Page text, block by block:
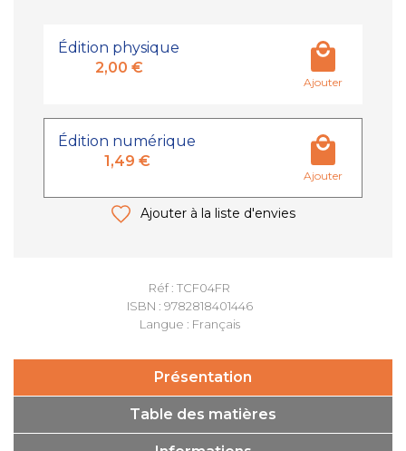
Réf : TCF04FR
ISBN : 9782818401446
Langue : Français
Édition physique
2,00 €
Ajouter
Édition numérique
1,49 €
Ajouter
Ajouter à la liste d'envies
Présentation
Table des matières